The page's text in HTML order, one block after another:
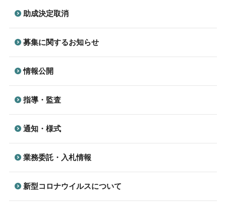
助成決定取消
募集に関するお知らせ
情報公開
指導・監査
通知・様式
業務委託・入札情報
新型コロナウイルスについて